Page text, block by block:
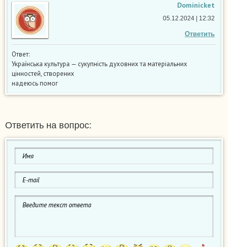
Dominicket
Ответить
05.12.2024 | 12:32
Ответ:
Українська культура — сукупність духовних та матеріальних
цінностей, створених
надеюсь помог
Ответить на вопрос: